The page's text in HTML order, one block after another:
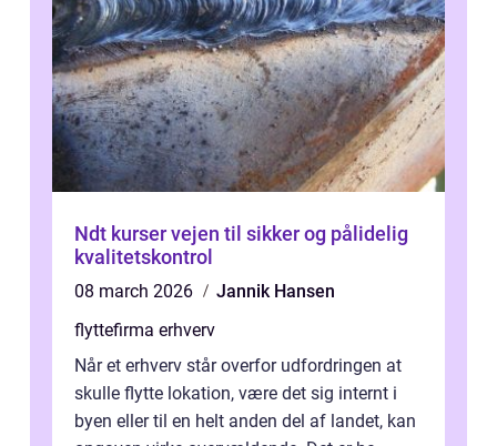
Ndt kurser vejen til sikker og pålidelig
kvalitetskontrol
08 march 2026
Jannik Hansen
flyttefirma erhverv
Når et erhverv står overfor udfordringen at
skulle flytte lokation, være det sig internt i
byen eller til en helt anden del af landet, kan